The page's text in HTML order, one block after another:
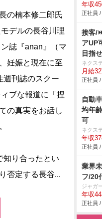
の楠本修二郎氏
デルの長谷川理
誌『anan』（マ
妊娠と現在に至
週刊誌のスクー
ィブな報道に「捏
の真実をお話し
り合ったとい
否定する長谷...
年収
正社員
接客/
アUP
目指
ネクス
月給
正社員
自動
均年
可
ネクス
年収
正社員
業界
フ/20
ジャガ
年収
正社員